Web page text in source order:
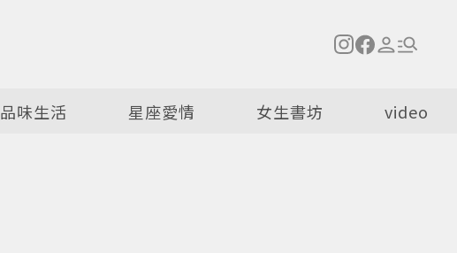
品味生活 星座愛情 女生書坊 video